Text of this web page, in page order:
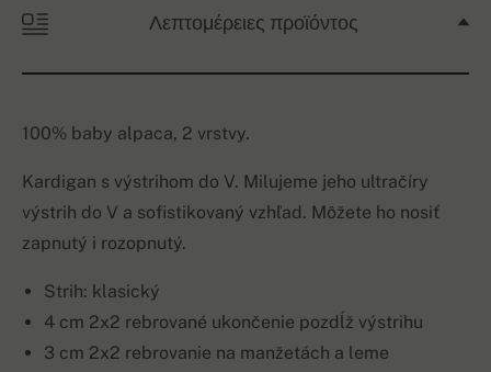
Λεπτομέρειες προϊόντος
100% baby alpaca, 2 vrstvy.
Kardigan s výstrihom do V. Milujeme jeho ultračíry
výstrih do V a sofistikovaný vzhľad. Môžete ho nosiť
zapnutý i rozopnutý.
Strih: klasický
4 cm 2x2 rebrované ukončenie pozdĺž výstrihu
3 cm 2x2 rebrovanie na manžetách a leme